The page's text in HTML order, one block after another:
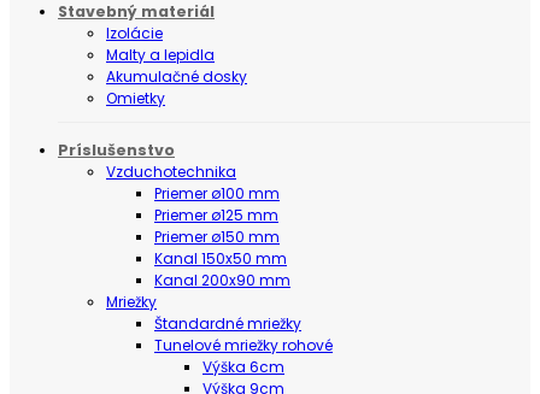
Stavebný materiál
Izolácie
Malty a lepidla
Akumulačné dosky
Omietky
Príslušenstvo
Vzduchotechnika
Priemer ø100 mm
Priemer ø125 mm
Priemer ø150 mm
Kanal 150x50 mm
Kanal 200x90 mm
Mriežky
Štandardné mriežky
Tunelové mriežky rohové
Výška 6cm
Výška 9cm